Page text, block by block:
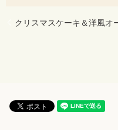
クリスマスケーキ＆洋風オ